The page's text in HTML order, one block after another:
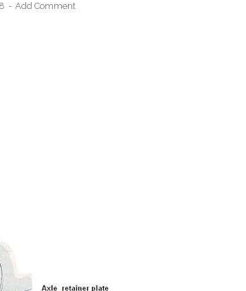
Add Comment